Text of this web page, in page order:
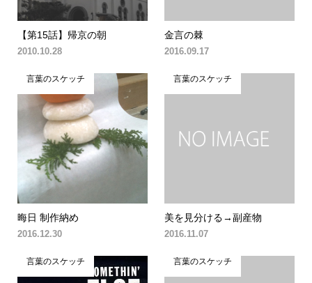
【第15話】帰京の朝
2010.10.28
金言の棘
2016.09.17
言葉のスケッチ
晦日 制作納め
2016.12.30
言葉のスケッチ
美を見分ける→副産物
2016.11.07
言葉のスケッチ 言葉のスケッチ